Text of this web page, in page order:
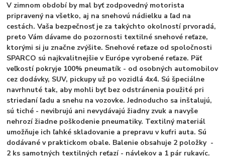
V zimnom období by mal byť zodpovedný motorista
pripravený na všetko, aj na snehovú nádielku a ľad na
cestách. Vaša bezpečnosť je za takýchto okolností prvoradá,
preto Vám dávame do pozornosti textilné snehové reťaze,
ktorými si ju značne zvýšite. Snehové reťaze od spoločnosti
SPARCO sú najkvalitnejšie v Európe vyrobené reťaze. Päť
veľkostí pokryje 100% pneumatík - od osobných automobilov
cez dodávky, SUV, pickupy už po vozidlá 4x4. Sú špeciálne
navrhnuté tak, aby mohli byť bez odstránenia použité pri
striedaní ľadu a snehu na vozovke. Jednoducho sa inštalujú,
sú tiché - nevibrujú ani nevydávajú žiadny zvuk a navyše
nehrozí žiadne poškodenie pneumatiky. Textilný materiál
umožňuje ich ľahké skladovanie a prepravu v kufri auta. Sú
dodávané v praktickom obale. Balenie obsahuje 2 položky -
2 ks samotných textilných reťazí - návlekov a 1 pár rukavíc.